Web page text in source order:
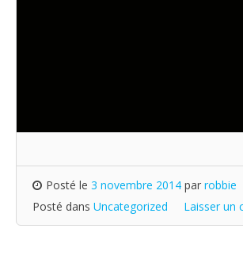
Posté le 3 novembre 2014 par robbie
Posté dans Uncategorized Laisser un